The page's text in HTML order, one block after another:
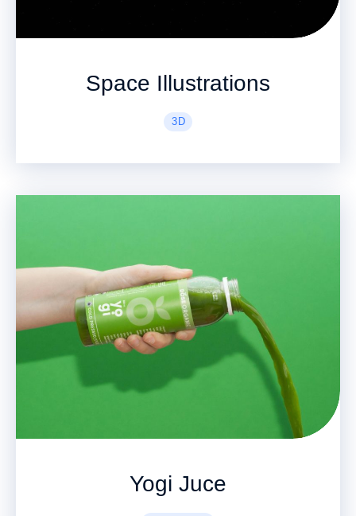
Space Illustrations
3D
Yogi Juce